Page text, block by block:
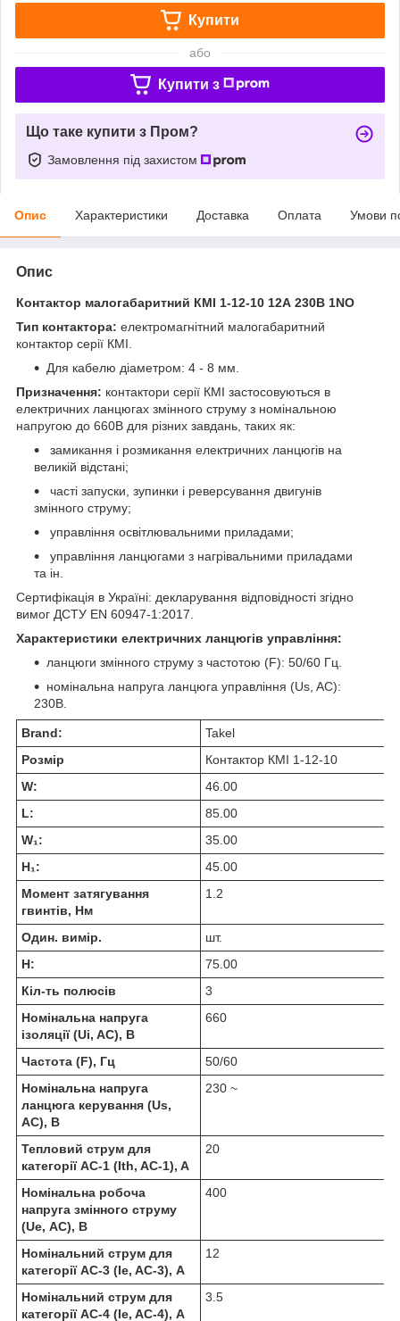
Купити
або
Купити з
Що таке купити з Пром?
Замовлення під захистом
Опис Характеристики Доставка Оплата Умови
Опис
Контактор малогабаритний КМІ 1-12-10 12А 230В 1NO
Тип контактора: електромагнітний малогабаритний
контактор серії КМІ.
Для кабелю діаметром: 4 - 8 мм.
Призначення: контактори серії КМІ застосовуються в
електричних ланцюгах змінного струму з номінальною
напругою до 660В для різних завдань, таких як:
замикання і розмикання електричних ланцюгів на
великій відстані;
часті запуски, зупинки і реверсування двигунів
змінного струму;
управління освітлювальними приладами;
управління ланцюгами з нагрівальними приладами
та ін.
Сертифікація в Україні: декларування відповідності згідно
вимог ДСТУ EN 60947-1:2017.
Характеристики електричних ланцюгів управління:
ланцюги змінного струму з частотою (F): 50/60 Гц.
номінальна напруга ланцюга управління (Us, AC):
230В.
Brand:
Takel
Розмір
Контактор КМІ 1-12-10
W:
46.00
L:
85.00
W₁:
35.00
H₁:
45.00
Момент затягування
гвинтів, Нм
1.2
Один. вимір.
шт.
H:
75.00
Кіл-ть полюсів
3
Номінальна напруга
ізоляції (Ui, AC), В
660
Частота (F), Гц
50/60
Номінальна напруга
ланцюга керування (Us,
AC), В
230 ~
Тепловий струм для
категорії AC-1 (Ith, AC-1), A
20
Номінальна робоча
напруга змінного струму
(Ue, АС), В
400
Номінальний струм для
категорії AC-3 (Ie, AC-3), А
12
Номінальний струм для
категорії AC-4 (Ie, AC-4), А
3.5